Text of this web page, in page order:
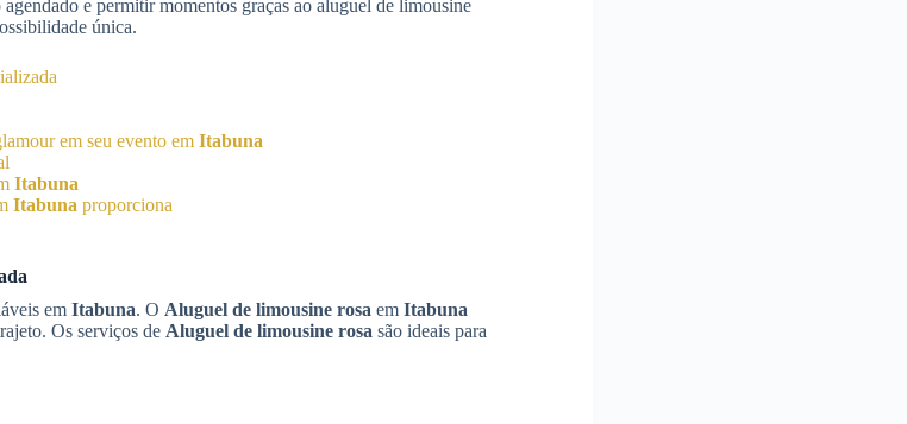
e permitir momentos graças ao aluguel de limousine
única.
em seu evento em Itabuna
Itabuna
Itabuna proporciona
em Itabuna. O Aluguel de limousine rosa em Itabuna
Os serviços de Aluguel de limousine rosa são ideais para